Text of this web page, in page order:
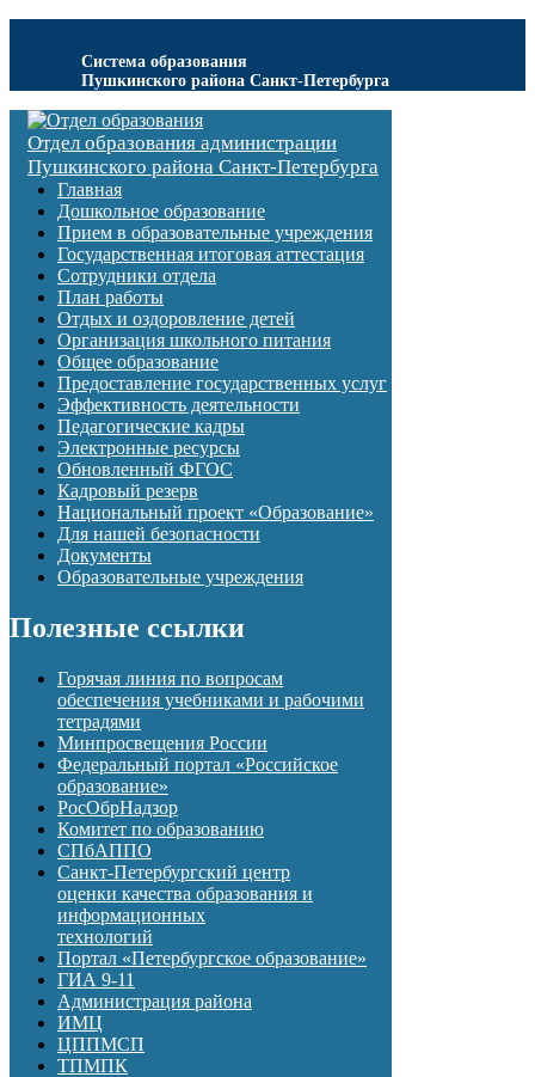
Система образования
Пушкинского района Санкт-Петербурга
Отдел образования администрации
Пушкинского района Санкт-Петербурга
Главная
Дошкольное образование
Прием в образовательные учреждения
Государственная итоговая аттестация
Сотрудники отдела
План работы
Отдых и оздоровление детей
Организация школьного питания
Общее образование
Предоставление государственных услуг
Эффективность деятельности
Педагогические кадры
Электронные ресурсы
Обновленный ФГОС
Кадровый резерв
Национальный проект «Образование»
Для нашей безопасности
Документы
Образовательные учреждения
Полезные ссылки
Горячая линия по вопросам
обеспечения учебниками и рабочими
тетрадями
Минпросвещения России
Федеральный портал «Российское
образование»
РосОбрНадзор
Комитет по образованию
СПбАППО
Санкт-Петербургский центр
оценки качества образования и
информационных
технологий
Портал «Петербургское образование»
ГИА 9-11
Администрация района
ИМЦ
ЦППМСП
ТПМПК